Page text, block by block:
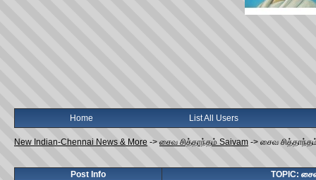
Home List All Users
New Indian-Chennai News & More -> சைவ சித்தாந்தம் Saivam -> சைவ
Post Info
TOPIC: